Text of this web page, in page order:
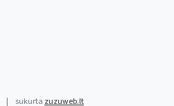
| sukurta zuzuweb.lt